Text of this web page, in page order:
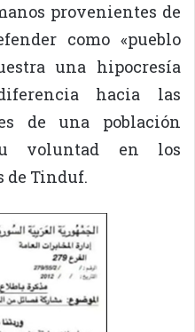
provenientes de
como «pueblo
una hipocresía
hacia las
de una población
voluntad en los
de Tinduf.